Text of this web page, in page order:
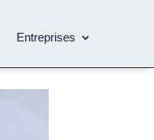
Entreprises